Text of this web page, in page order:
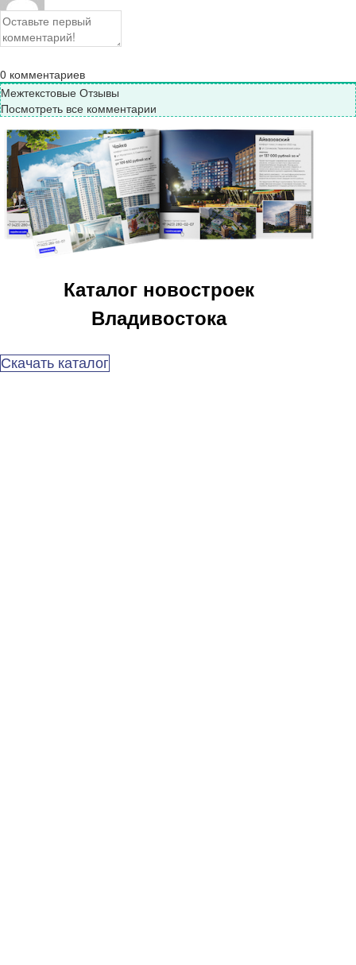
0 комментариев
Межтекстовые Отзывы
Посмотреть все комментарии
Каталог новостроек
Владивостока
Скачать каталог